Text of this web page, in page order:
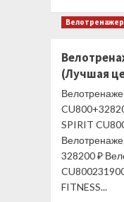
о
(Лучшая
SPIRIT
328200 ₽
FITNESS...